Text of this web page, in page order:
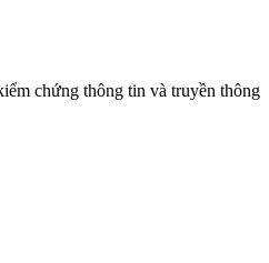
chứng thông tin và truyền thông